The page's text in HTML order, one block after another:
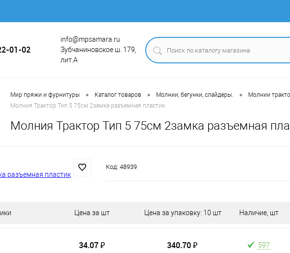
01-02
info@mpsamara.ru
Зубчаниновское ш. 179,
лит.А
Мир пряжи и фурнитуры • Каталог товаров • Молнии, бегунки, слайдеры. • Молнии
Молния Трактор Тип 5 75см 2замка разъемная пластик
Молния Трактор Тип 5 75см 2замка разъемная
Код: 48939
Цена за шт Цена за упаковку: 10 шт Наличие, шт
34.07 ₽ 340.70 ₽ 597